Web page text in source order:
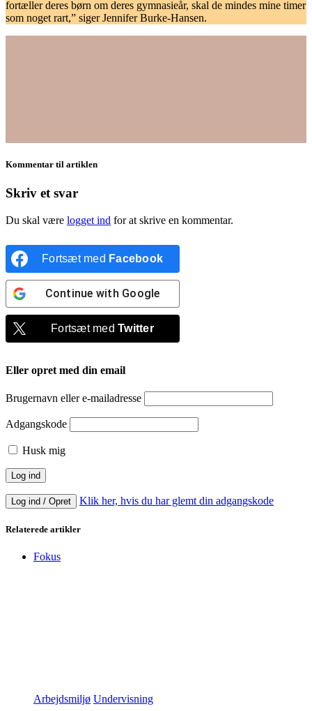
fortæller deres børn om deres gymnasieår, skal de mindes mine timer
som noget rart,” siger Jennifer Burke-Hansen.
Kommentar til artiklen
Skriv et svar
Du skal være logget ind for at skrive en kommentar.
Fortsæt med Facebook
Continue with Google
Fortsæt medTwitter
Eller opret med din email
Brugernavn eller e-mailadresse
Adgangskode
Husk mig
Log ind / Opret Klik her, hvis du har glemt din adgangskode
Relaterede artikler
Fokus
Arbejdsmiljø Undervisning